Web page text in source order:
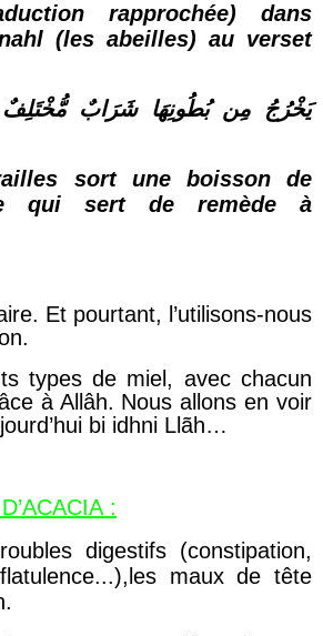
rapprochée) dans
(les abeilles) au verset
يَخْرُجُ مِن بُطُونِهَا شَرَابٌ مُّخْتَلِفٌ
sort une boisson de
qui sert de remède à
Et pourtant, l’utilisons-nous
types de miel, avec chacun
à Allâh. Nous allons en voir
bi idhni Llãh…
:
digestifs (constipation,
maux de tête